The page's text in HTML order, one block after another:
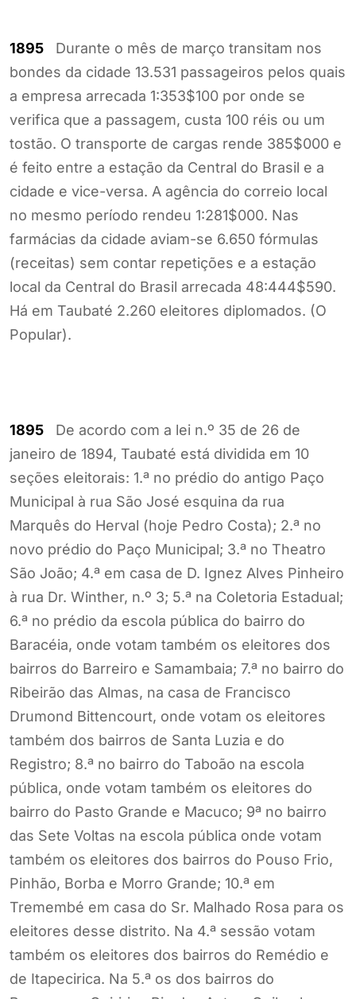
1895 Durante o mês de março transitam nos
bondes da cidade 13.531 passageiros pelos quais
a empresa arrecada 1:353$100 por onde se
verifica que a passagem, custa 100 réis ou um
tostão. O transporte de cargas rende 385$000 e
é feito entre a estação da Central do Brasil e a
cidade e vice-versa. A agência do correio local
no mesmo período rendeu 1:281$000. Nas
farmácias da cidade aviam-se 6.650 fórmulas
(receitas) sem contar repetições e a estação
local da Central do Brasil arrecada 48:444$590.
Há em Taubaté 2.260 eleitores diplomados. (O
Popular).
1895 De acordo com a lei n.º 35 de 26 de
janeiro de 1894, Taubaté está dividida em 10
seções eleitorais: 1.ª no prédio do antigo Paço
Municipal à rua São José esquina da rua
Marquês do Herval (hoje Pedro Costa); 2.ª no
novo prédio do Paço Municipal; 3.ª no Theatro
São João; 4.ª em casa de D. Ignez Alves Pinheiro
à rua Dr. Winther, n.º 3; 5.ª na Coletoria Estadual;
6.ª no prédio da escola pública do bairro do
Baracéia, onde votam também os eleitores dos
bairros do Barreiro e Samambaia; 7.ª no bairro do
Ribeirão das Almas, na casa de Francisco
Drumond Bittencourt, onde votam os eleitores
também dos bairros de Santa Luzia e do
Registro; 8.ª no bairro do Taboão na escola
pública, onde votam também os eleitores do
bairro do Pasto Grande e Macuco; 9ª no bairro
das Sete Voltas na escola pública onde votam
também os eleitores dos bairros do Pouso Frio,
Pinhão, Borba e Morro Grande; 10.ª em
Tremembé em casa do Sr. Malhado Rosa para os
eleitores desse distrito. Na 4.ª sessão votam
também os eleitores dos bairros do Remédio e
de Itapecirica. Na 5.ª os dos bairros do